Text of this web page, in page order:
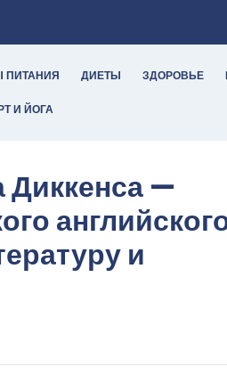
ПИТАНИЯ ДИЕТЫ ЗДОРОВЬЕ
И ЙОГА
Диккенса —
и